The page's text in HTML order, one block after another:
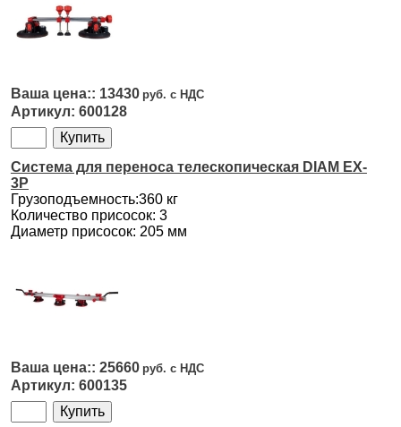
13430
600128
Система для переноса телескопическая DIAM EX-
3P
Грузоподъемность:360 кг
Количество присосок: 3
Диаметр присосок: 205 мм
25660
600135